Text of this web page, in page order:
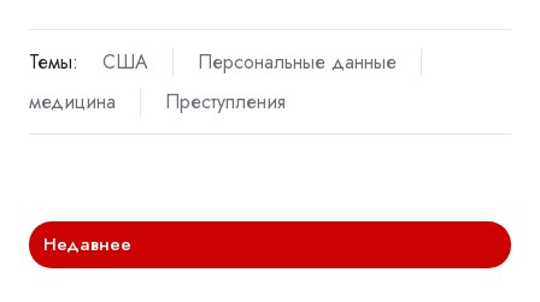
Темы: США
Персональные данные
медицина
Преступления
Недавнее